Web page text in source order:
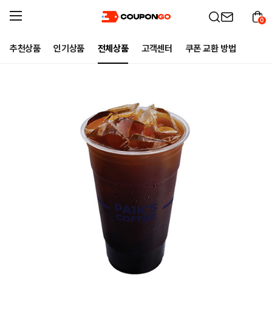
추천상품 인기상품 전체상품 고객센터 쿠폰 교환 방법
0